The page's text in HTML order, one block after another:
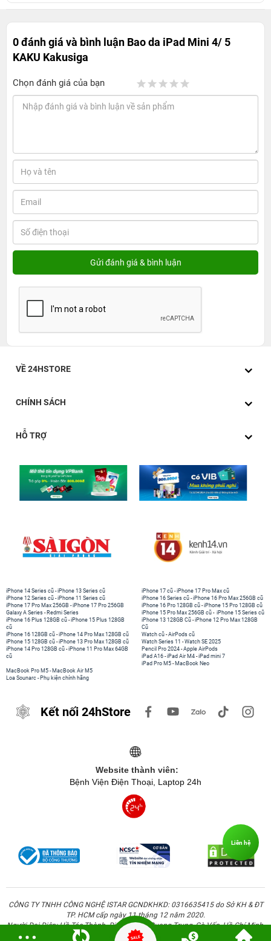
0 đánh giá và bình luận Bao da iPad Mini 4/ 5
KAKU Kakusiga
Chọn đánh giá của bạn
VỀ 24HSTORE
CHÍNH SÁCH
HỖ TRỢ
iPhone 14 Series cũ -iPhone 13 Series cũ
iPhone 12 Series cũ -iPhone 11 Series cũ
iPhone 17 Pro Max 256GB -iPhone 17 Pro 256GB
Galaxy A Series - Redmi Series
iPhone 17 cũ -iPhone 17 Pro Max cũ
iPhone 16 Series cũ - iPhone 16 Pro Max 256GB cũ
iPhone 16 Pro 128GB cũ -iPhone 15 Pro 128GB cũ
iPhone 15 Pro Max 256GB cũ - iPhone 15 Series cũ
iPhone 16 Plus 128GB cũ -iPhone 15 Plus 128GB
cũ
iPhone 16 128GB cũ -iPhone 14 Pro Max 128GB cũ
iPhone 15 128GB cũ -iPhone 13 Pro Max 128GB cũ
iPhone 14 Pro 128GB cũ -iPhone 11 Pro Max 64GB
cũ
iPhone 13 128GB Cũ -iPhone 12 Pro Max 128GB
Cũ
Watch cũ -AirPods cũ
Watch Series 11 -Watch SE 2025
Pencil Pro 2024 -Apple AirPods
iPad A16 -iPad Air M4 -iPad mini 7
iPad Pro M5 - MacBook Neo
MacBook Pro M5 - MacBook Air M5
Loa Sounarc - Phụ kiện chính hãng
Kết nối 24hStore
Website thành viên:
Bệnh Viện Điện Thoại, Laptop 24h
CÔNG TY TNHH CÔNG NGHỆ ISTAR GCNDKHKD: 0316635415 do Sở KH & ĐT
TP. HCM cấp ngày 11 tháng 12 năm 2020.
Người Đại Diện: Hồ Tác Thành. Địa chỉ: 389 Quang Trung, Gò Vấp, Hồ Chí Minh.
Liên hệ